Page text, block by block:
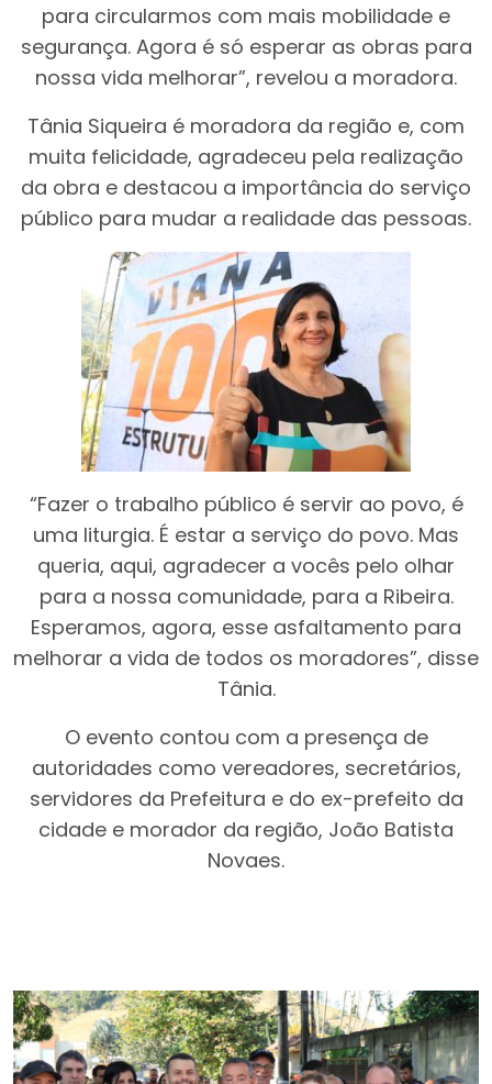
para circularmos com mais mobilidade e
segurança. Agora é só esperar as obras para
nossa vida melhorar”, revelou a moradora.
Tânia Siqueira é moradora da região e, com
muita felicidade, agradeceu pela realização
da obra e destacou a importância do serviço
público para mudar a realidade das pessoas.
“Fazer o trabalho público é servir ao povo, é
uma liturgia. É estar a serviço do povo. Mas
queria, aqui, agradecer a vocês pelo olhar
para a nossa comunidade, para a Ribeira.
Esperamos, agora, esse asfaltamento para
melhorar a vida de todos os moradores”, disse
Tânia.
O evento contou com a presença de
autoridades como vereadores, secretários,
servidores da Prefeitura e do ex-prefeito da
cidade e morador da região, João Batista
Novaes.